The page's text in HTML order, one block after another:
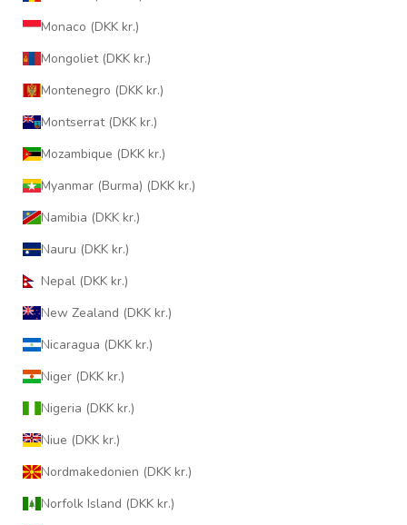
Monaco (DKK kr.)
Mongoliet (DKK kr.)
Montenegro (DKK kr.)
Montserrat (DKK kr.)
Mozambique (DKK kr.)
Myanmar (Burma) (DKK kr.)
Namibia (DKK kr.)
Nauru (DKK kr.)
Nepal (DKK kr.)
New Zealand (DKK kr.)
Nicaragua (DKK kr.)
Niger (DKK kr.)
Nigeria (DKK kr.)
Niue (DKK kr.)
Nordmakedonien (DKK kr.)
Norfolk Island (DKK kr.)